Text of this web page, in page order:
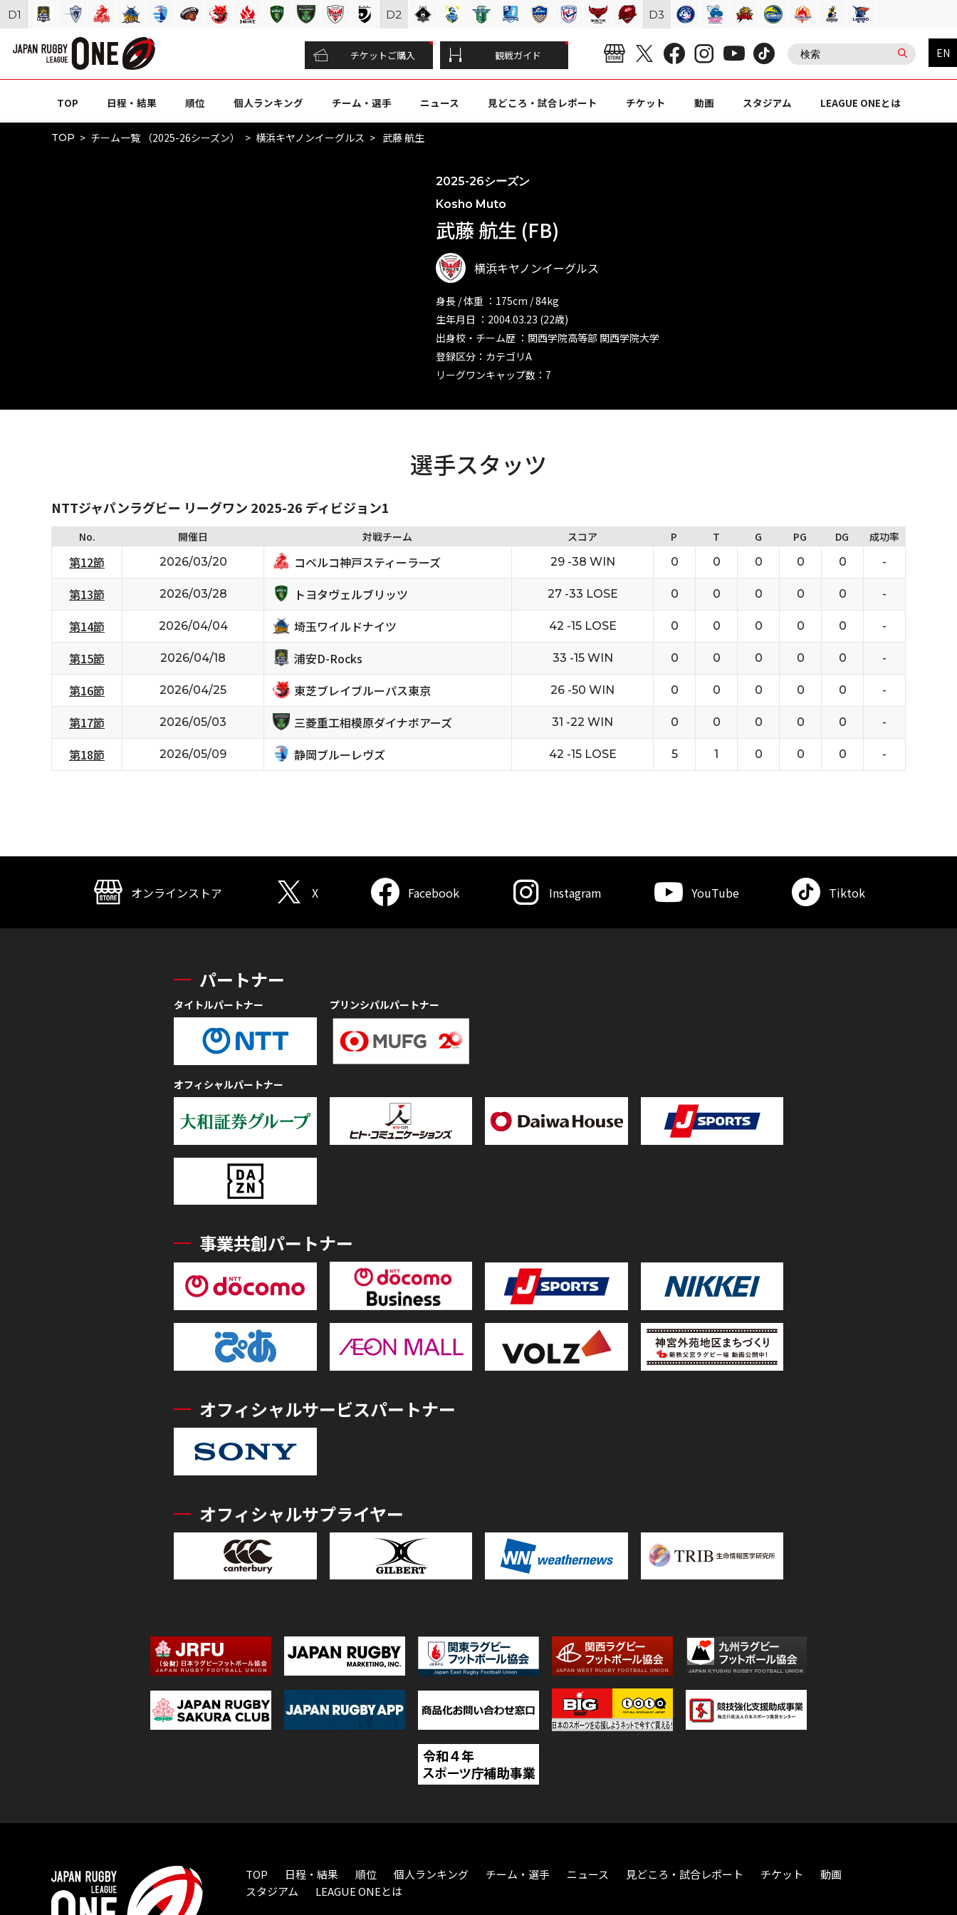
チケットご購入 観戦ガイド EN
TOP 日程・結果 順位 個人ランキング チーム・選手 ニュース 見どころ・試合レポート チケット 動画 スタジアム LEAGUE ONEとは
TOP チーム一覧 （2025-26シーズン） 横浜キヤノンイーグルス 武藤 航生
2025-26シーズン
Kosho Muto
武藤 航生 (FB)
横浜キヤノンイーグルス
身長 / 体重 ：175cm / 84kg
生年月日 ：2004.03.23 (22歳)
出身校・チーム歴 ：関西学院高等部 関西学院大学
登録区分：カテゴリA
リーグワンキャップ数：7
選手スタッツ
NTTジャパンラグビー リーグワン 2025-26 ディビジョン1
No. 開催日 対戦チーム スコア P T G PG DG 成功率
第12節 2026/03/20 コベルコ神戸スティーラーズ 29 -38 WIN 0 0 0 0 0 -
第13節 2026/03/28 トヨタヴェルブリッツ 27 -33 LOSE 0 0 0 0 0 -
第14節 2026/04/04 埼玉ワイルドナイツ 42 -15 LOSE 0 0 0 0 0 -
第15節 2026/04/18 浦安D-Rocks 33 -15 WIN 0 0 0 0 0 -
第16節 2026/04/25 東芝ブレイブルーパス東京 26 -50 WIN 0 0 0 0 0 -
第17節 2026/05/03 三菱重工相模原ダイナボアーズ 31 -22 WIN 0 0 0 0 0 -
第18節 2026/05/09 静岡ブルーレヴズ 42 -15 LOSE 5 1 0 0 0 -
D1 D2 D3
オンラインストア X Facebook Instagram YouTube Tiktok
パートナー
タイトルパートナー プリンシパルパートナー
オフィシャルパートナー
事業共創パートナー
オフィシャルサービスパートナー
オフィシャルサプライヤー
TOP 日程・結果 順位 個人ランキング チーム・選手 ニュース 見どころ・試合レポート チケット
動画
スタジアム
LEAGUE ONEとは